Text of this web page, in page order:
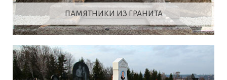
ПАМЯТНИКИ ИЗ ГРАНИТА